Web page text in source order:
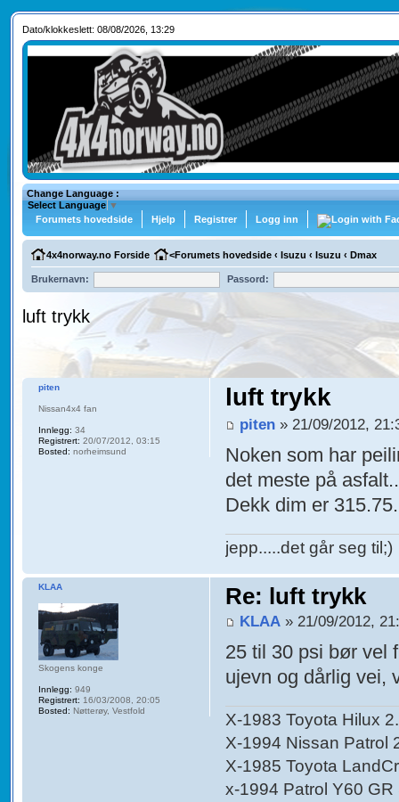
Dato/klokkeslett: 08/08/2026, 13:29
Change Language :
Select Language ▼
Forumets hovedside
Hjelp Registrer Logg inn
4x4norway.no Forside <Forumets hovedside ‹ Isuzu ‹ Isuzu ‹ Dmax
Brukernavn: Passord:
luft trykk
luft trykk
piten » 21/09/2012,
Noken som har
det meste på asfalt..
Dekk dim er
jepp.....det går seg til;)
piten
Nissan4x4 fan
Innlegg: 34
Registrert: 20/07/2012, 03:15
Bosted: norheimsund
Re: luft trykk
KLAA » 21/09/2012,
25 til 30 psi bør vel
ujevn og dårlig vei,
X-1983 Toyota Hilux
X-1994 Nissan Patrol
X-1985 Toyota
x-1994 Patrol Y60 GR
KLAA
Skogens konge
Innlegg: 949
Registrert: 16/03/2008, 20:05
Bosted: Nøtterøy, Vestfold